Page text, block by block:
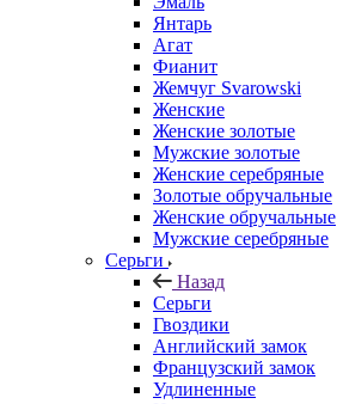
Янтарь
Агат
Фианит
Жемчуг Svarowski
Женские
Женские золотые
Мужские золотые
Женские серебряные
Золотые обручальные
Женские обручальные
Мужские серебряные
Серьги
Назад
Серьги
Гвоздики
Английский замок
Французский замок
Удлиненные